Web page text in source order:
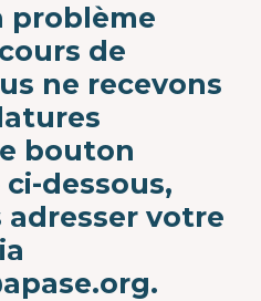
problème
de
ne recevons
bouton
ci-dessous,
adresser votre
.